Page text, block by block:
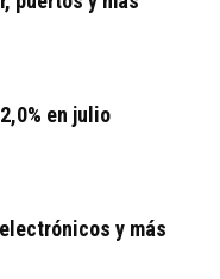
en julio
y más